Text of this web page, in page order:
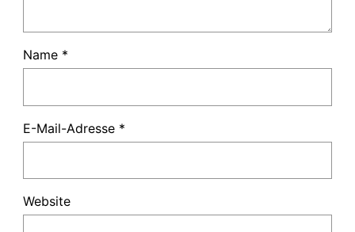
Name *
E-Mail-Adresse *
Website